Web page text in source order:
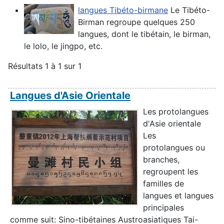
langues Tibéto-birmane Le Tibéto-
Birman regroupe quelques 250
langues, dont le tibétain, le birman,
le lolo, le jingpo, etc.
Résultats 1 à 1 sur 1
Langues d'Asie Orientale
Les protolangues
d'Asie orientale
Les
protolangues ou
branches,
regroupent les
familles de
langues et langues
principales
comme suit: Sino-tibétaines Austroasiatiques Tai-